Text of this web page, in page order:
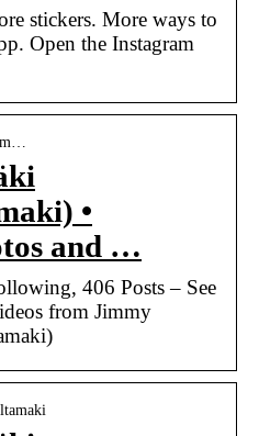
stickers. More ways to
Open the Instagram
•
and …
406 Posts – See
from Jimmy